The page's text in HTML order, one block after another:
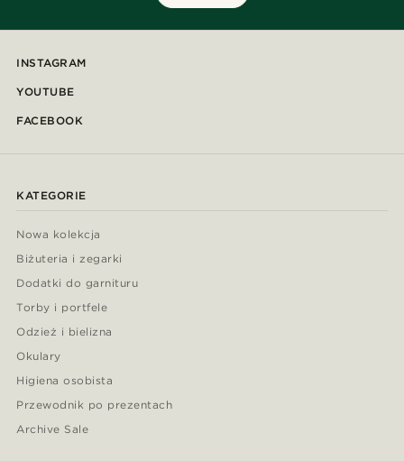
INSTAGRAM
YOUTUBE
FACEBOOK
KATEGORIE
Nowa kolekcja
Biżuteria i zegarki
Dodatki do garnituru
Torby i portfele
Odzież i bielizna
Okulary
Higiena osobista
Przewodnik po prezentach
Archive Sale